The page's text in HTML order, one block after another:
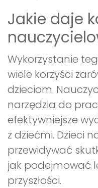
Jakie daje
Wykorzystanie
wiele korzyści
dzieciom.
narzędzia do
efektywniejsze
z dziećmi. Dzieci
przewidywać
jak podejmować
przyszłości.